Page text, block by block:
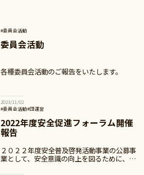
#委員会活動
委員会活動
各種委員会活動のご報告をいたします。
2023/11/02
#委員会活動#団運営
2022年度安全促進フォーラム開催
報告
２０２２年度安全普及啓発活動事業の公募事
業として、安全意識の向上を図るために、